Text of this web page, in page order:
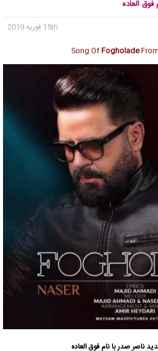
العاده
15th فوریه 2019
Song OfFogholadeFrom
ناصر صدربا نام فوق العاده